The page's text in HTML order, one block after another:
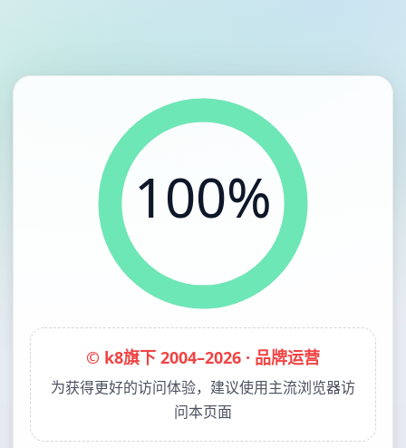
100%
© k8旗下 2004–2026 · 品牌运营
为获得更好的访问体验，建议使用主流浏览器访
问本页面